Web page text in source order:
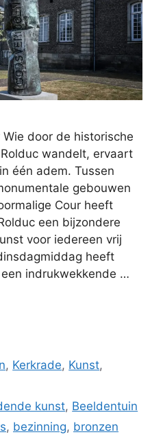
door de historische
wandelt, ervaart
één adem. Tussen
gebouwen
Cour heeft
een bijzondere
voor iedereen vrij
heeft
indrukwekkende …
, Kerkrade, Kunst,
kunst, Beeldentuin
, bezinning, bronzen